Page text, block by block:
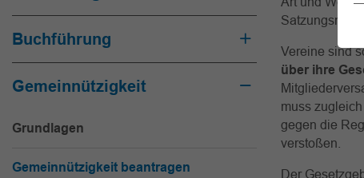
Buchführung
Gemeinnützigkeit
Grundlagen
Gemeinnützigkeit beantragen
Vereine sind
über ihre
muss
gegen die
verstoßen.
Der